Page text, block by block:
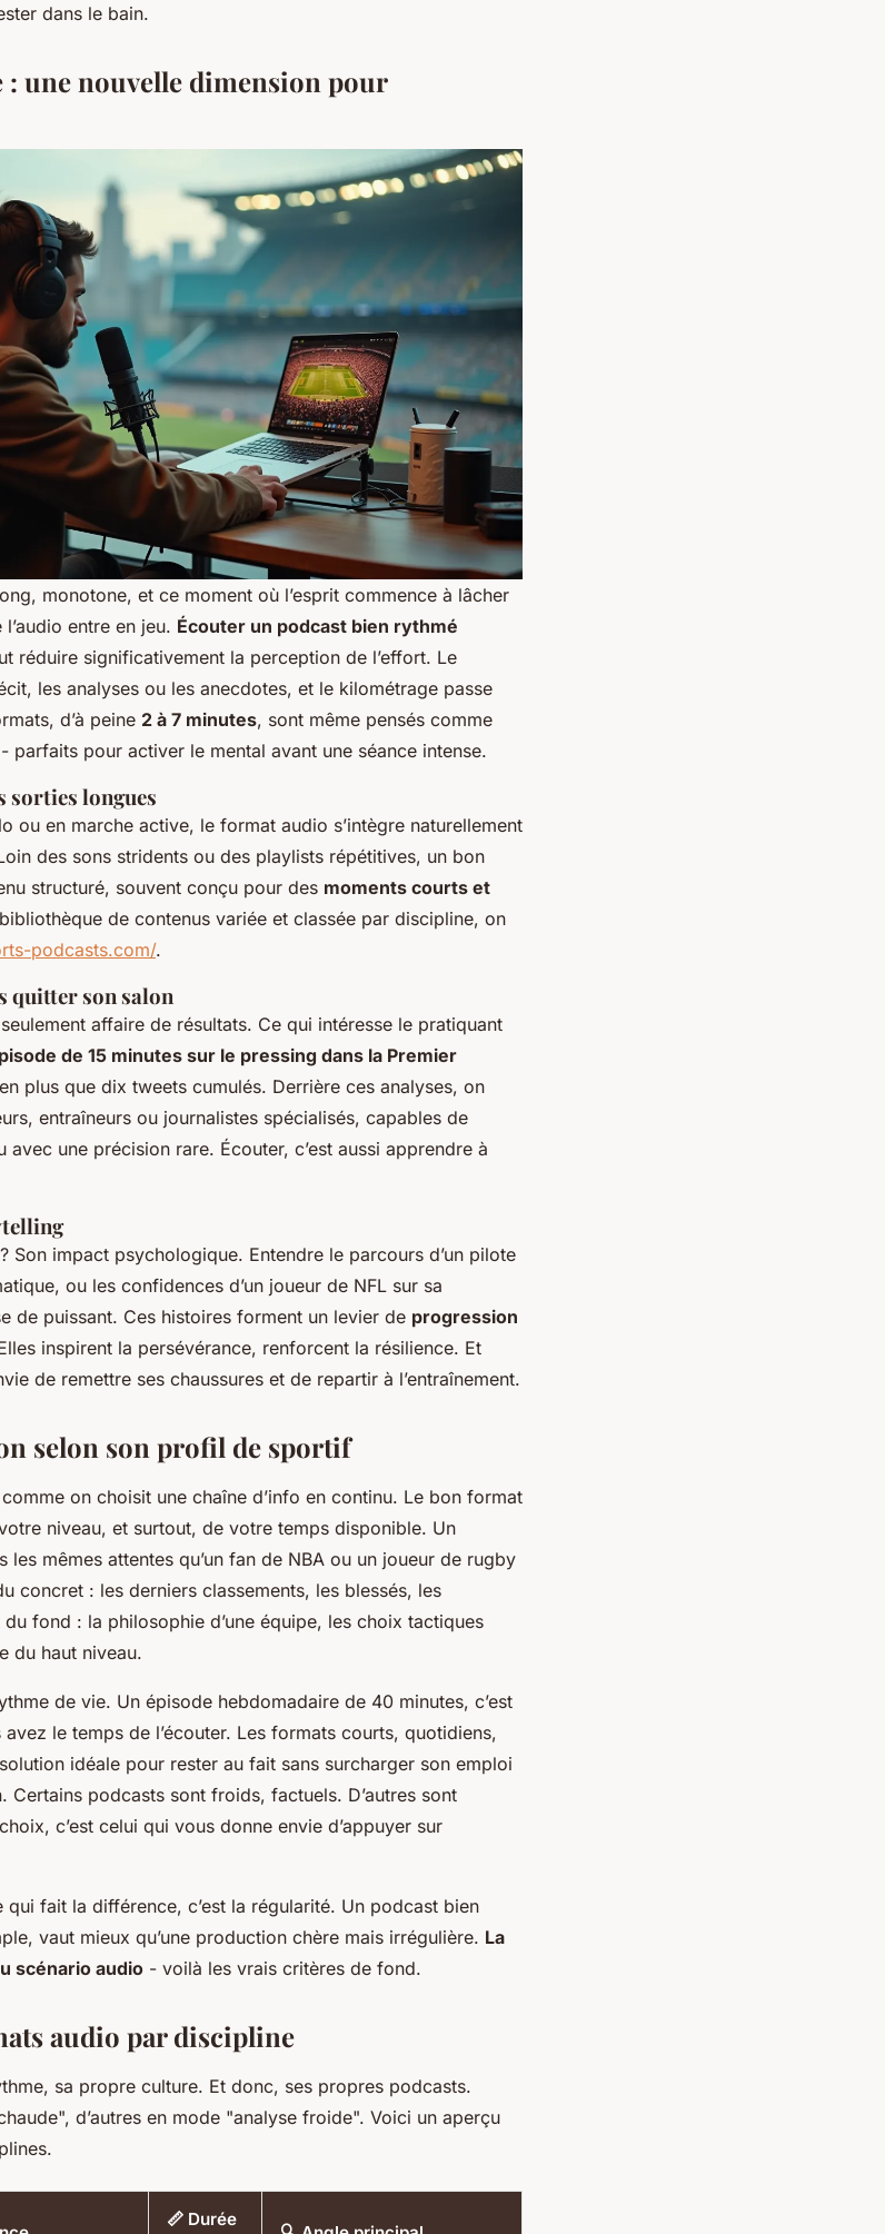
dans le bain.
une nouvelle dimension pour
monotone, et ce moment où l’esprit commence à lâcher
entre en jeu. Écouter un podcast bien rythmé
réduire significativement la perception de l’effort. Le
les analyses ou les anecdotes, et le kilométrage passe
d’à peine 2 à 7 minutes, sont même pensés comme
parfaits pour activer le mental avant une séance intense.
sorties longues
ou en marche active, le format audio s’intègre naturellement
des sons stridents ou des playlists répétitives, un bon
structuré, souvent conçu pour des moments courts et
de contenus variée et classée par discipline, on
podcasts.com/.
quitter son salon
affaire de résultats. Ce qui intéresse le pratiquant
de 15 minutes sur le pressing dans la Premier
plus que dix tweets cumulés. Derrière ces analyses, on
entraîneurs ou journalistes spécialisés, capables de
une précision rare. Écouter, c’est aussi apprendre à
Son impact psychologique. Entendre le parcours d’un pilote
ou les confidences d’un joueur de NFL sur sa
de puissant. Ces histoires forment un levier de progression
inspirent la persévérance, renforcent la résilience. Et
de remettre ses chaussures et de repartir à l’entraînement.
selon son profil de sportif
on choisit une chaîne d’info en continu. Le bon format
niveau, et surtout, de votre temps disponible. Un
les mêmes attentes qu’un fan de NBA ou un joueur de rugby
concret : les derniers classements, les blessés, les
du fond : la philosophie d’une équipe, les choix tactiques
du haut niveau.
de vie. Un épisode hebdomadaire de 40 minutes, c’est
le temps de l’écouter. Les formats courts, quotidiens,
idéale pour rester au fait sans surcharger son emploi
Certains podcasts sont froids, factuels. D’autres sont
c’est celui qui vous donne envie d’appuyer sur
qui fait la différence, c’est la régularité. Un podcast bien
vaut mieux qu’une production chère mais irrégulière. La
scénario audio - voilà les vrais critères de fond.
audio par discipline
sa propre culture. Et donc, ses propres podcasts.
d’autres en mode "analyse froide". Voici un aperçu
📏 Durée